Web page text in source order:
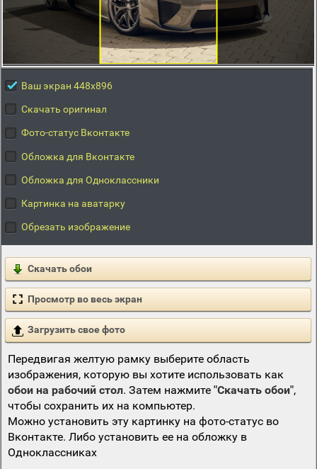
Ваш экран 448x896
Скачать оригинал
Фото-статус Вконтакте
Обложка для Вконтакте
Обложка для Одноклассники
Картинка на аватарку
Обрезать изображение
Скачать обои
Просмотр во весь экран
Загрузить свое фото
Передвигая желтую рамку выберите область
изображения, которую вы хотите использовать как
обои на рабочий стол. Затем нажмите "Скачать обои",
чтобы сохранить их на компьютер.
Можно установить эту картинку на фото-статус во
Вконтакте. Либо установить ее на обложку в
Одноклассниках